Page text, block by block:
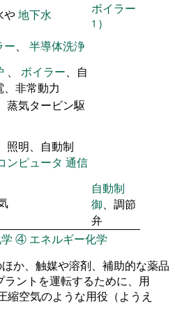
や地下水 ボイラー
1 )
ー、 半導体洗浄
、 ボイラー、自
、非常動力
蒸気タービン駆
照明、自動制
ンピュータ 通信
自動制
御、調節
弁
④ エネルギー化学
か、触媒や溶剤、補助的な薬品
ントを運転するために、用
縮空気のような用役（ようえ